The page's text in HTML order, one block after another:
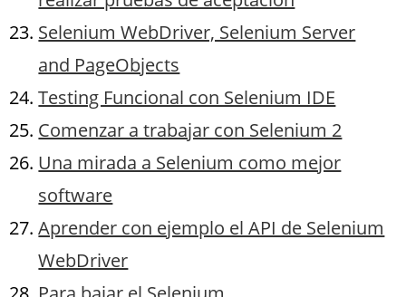
Selenium WebDriver, Selenium Server
and PageObjects
Testing Funcional con Selenium IDE
Comenzar a trabajar con Selenium 2
Una mirada a Selenium como mejor
software
Aprender con ejemplo el API de Selenium
WebDriver